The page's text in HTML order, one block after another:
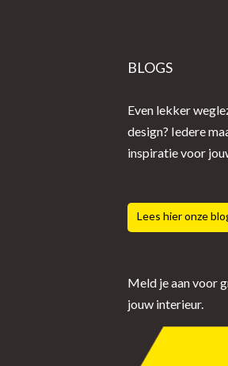
BLOGS
Even lekker
design? Iedere
inspiratie voor
Lees hier onze
Meld je aan voor
jouw interieur.